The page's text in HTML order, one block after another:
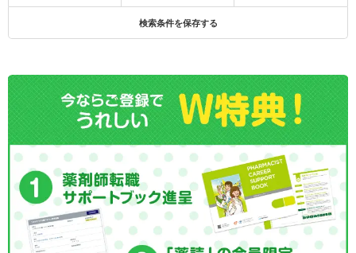
検索条件を保存する